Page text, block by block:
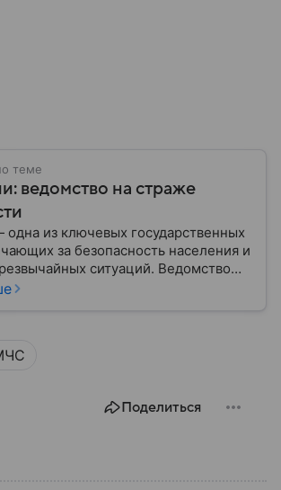
теме
ведомство на страже
из ключевых государственных
за безопасность населения и
ситуаций. Ведомство
в защите граждан от
и какую роль играет в
Поделиться